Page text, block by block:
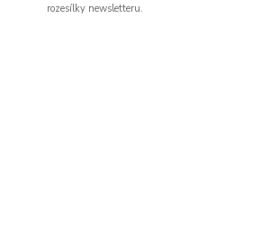
rozesílky newsletteru.